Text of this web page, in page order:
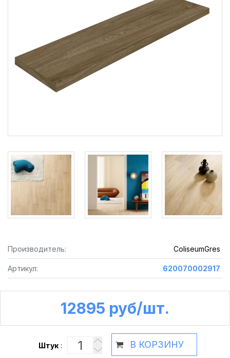
Производитель: ColiseumGres
Артикул: 620070002917
12895 руб /шт.
Штук: В КОРЗИНУ